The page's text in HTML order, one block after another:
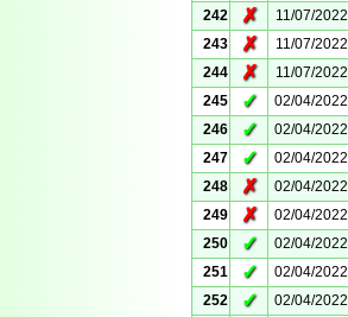
242
✗ 11/07/2022
243
✗ 11/07/2022
244
✗ 11/07/2022
245
✓ 02/04/2022
246
✓ 02/04/2022
247
✓ 02/04/2022
248
✗ 02/04/2022
249
✗ 02/04/2022
250
✓ 02/04/2022
251
✓ 02/04/2022
252
✓ 02/04/2022